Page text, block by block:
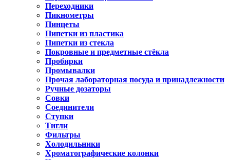
Переходники
Пикнометры
Пинцеты
Пипетки из пластика
Пипетки из стекла
Покровные и предметные стёкла
Пробирки
Промывалки
Прочая лабораторная посуда и принадлежности
Ручные дозаторы
Совки
Соединители
Ступки
Тигли
Фильтры
Холодильники
Хроматографические колонки